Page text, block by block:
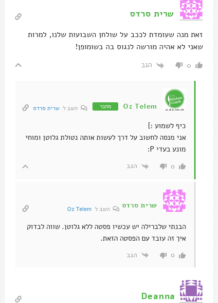
שרית סרדס
זאת מנה שעומדת לככב על שולחן השבועות שלנו, למרות
שאני לא אהיה מורשה לנגוס בה בשומופן!
0 הגב
Oz Telem מחבר השב ל שרית סרדס
כיף לשמוע :]
אני מנסה לחשוב על דרך לעשות אותה נטולת גלוטן ומוחי
מונע בעדי P:
0 הגב
שרית סרדס השב לOz Telem
הבנתי שלברילה יש עכשיו פסטה ללא גלוטן. שווה לבדוק
איך זה עובד עם הפסטה הזאת.
0 הגב
Deanna